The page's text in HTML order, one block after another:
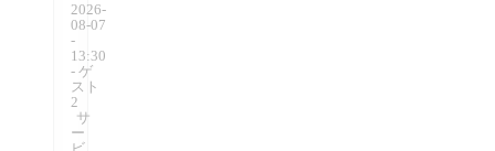
2026-
08-07
-
13:30
- ゲ
スト
2
サ
ー